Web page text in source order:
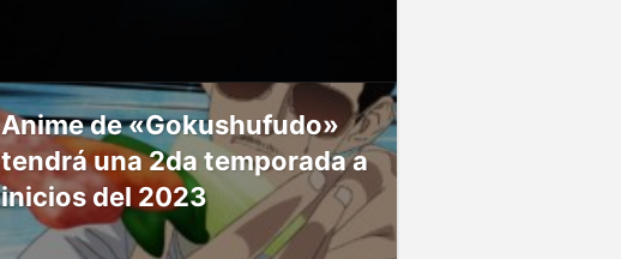
Anime de «Gokushufudo»
tendrá una 2da temporada a
inicios del 2023